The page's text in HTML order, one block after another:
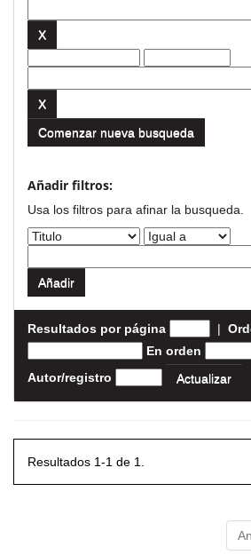
Comenzar nueva busqueda
Añadir filtros:
Usa los filtros para afinar la busqueda.
Resultados por página |
En orden
Autor/registro
Resultados 1-1 de 1.